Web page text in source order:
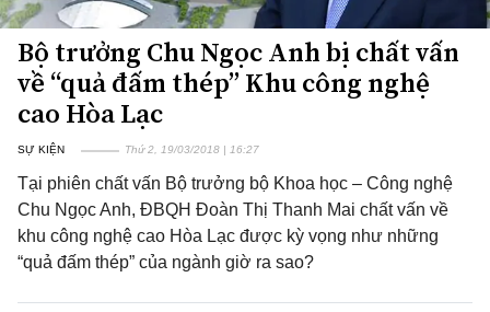
Bộ trưởng Chu Ngọc Anh bị chất vấn
về “quả đấm thép” Khu công nghệ
cao Hòa Lạc
SỰ KIỆN Thứ 2, 19/03/2018 | 16:27
Tại phiên chất vấn Bộ trưởng bộ Khoa học – Công nghệ
Chu Ngọc Anh, ĐBQH Đoàn Thị Thanh Mai chất vấn về
khu công nghệ cao Hòa Lạc được kỳ vọng như những
“quả đấm thép” của ngành giờ ra sao?